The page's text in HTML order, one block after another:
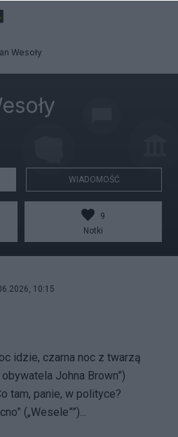
Wesoły
WIADOMOŚĆ
9
Notki
10:15
idzie, czarna noc z twarzą
Johna Brown”)
tam, panie, w polityce?
(„Wesele””)...